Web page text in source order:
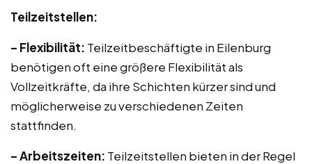
Teilzeitstellen:
– Flexibilität: Teilzeitbeschäftigte in Eilenburg
benötigen oft eine größere Flexibilität als
Vollzeitkräfte, da ihre Schichten kürzer sind und
möglicherweise zu verschiedenen Zeiten
stattfinden.
– Arbeitszeiten: Teilzeitstellen bieten in der Regel